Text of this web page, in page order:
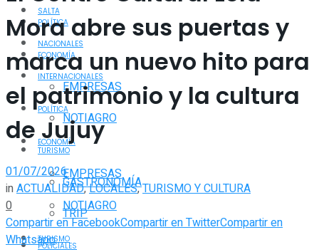
POLÍTICA
ECONOMÍA
EMPRESAS
NOTIAGRO
TURISMO
GASTRONOMÍA
TRIP
POLICIALES
SALTA
NACIONALES
INTERNACIONALES
POLÍTICA
ECONOMÍA
EMPRESAS
NOTIAGRO
TURISMO
Mora abre sus puertas y
marca un nuevo hito para
el patrimonio y la cultura
de Jujuy
01/07/2026
inACTUALIDAD,LOCALES,TURISMO Y CULTURA
0
Compartir en FacebookCompartir en TwitterCompartir en
Whatsapp